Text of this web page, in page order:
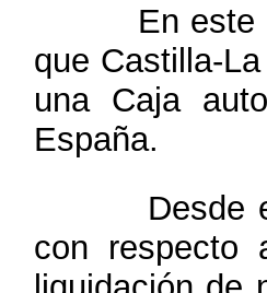
En este
que Castilla-
una Caja
España.
Desde el
con respecto